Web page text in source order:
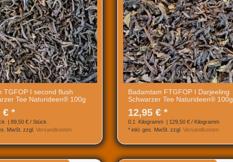
TGFOP I second flush
Tee Naturideen® 100g
€ *
| 89,50 € / Stück
MwSt. zzgl. Versandkosten
Badamtam FTGFOP I Darjeeling
Schwarzer Tee Naturideen® 100g
12,95 € *
0.1 Kilogramm
| 129,50 € / Kilogramm
* inkl. ges. MwSt. zzgl. Versandkosten